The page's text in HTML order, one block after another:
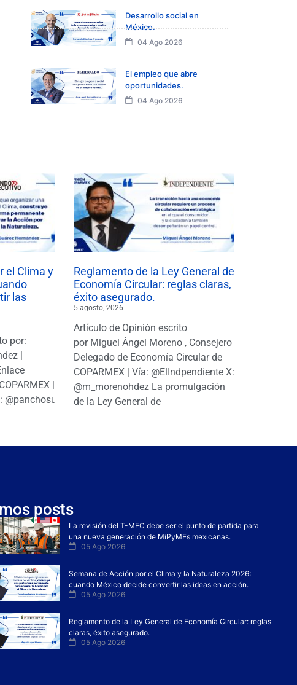
Desarrollo social en
México.
04 Ago 2026
El empleo que abre
oportunidades.
04 Ago 2026
el Clima y
las
por:
|
|
@panchosuarezh
Reglamento de la Ley General de
Economía Circular: reglas claras,
éxito asegurado.
5 agosto, 2026
Artículo de Opinión escrito
por Miguel Ángel Moreno , Consejero
Delegado de Economía Circular de
COPARMEX | Vía: @ElIndpendiente X:
@m_morenohdez La promulgación
de la Ley General de
posts
La revisión del T-MEC debe ser el punto de partida para
una nueva generación de MiPyMEs mexicanas.
05 Ago 2026
Semana de Acción por el Clima y la Naturaleza 2026:
cuando México decide convertir las ideas en acción.
05 Ago 2026
Reglamento de la Ley General de Economía Circular: reglas
claras, éxito asegurado.
05 Ago 2026